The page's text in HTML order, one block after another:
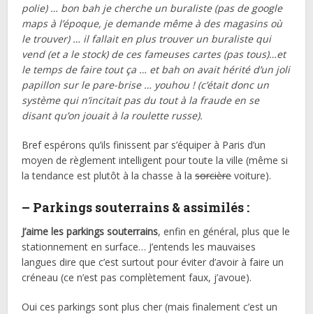
polie) … bon bah je cherche un buraliste (pas de google
maps à l’époque, je demande même à des magasins où
le trouver) … il fallait en plus trouver un buraliste qui
vend (et a le stock) de ces fameuses cartes (pas tous)…et
le temps de faire tout ça … et bah on avait hérité d’un joli
papillon sur le pare-brise … youhou ! (c’était donc un
système qui n’incitait pas du tout à la fraude en se
disant qu’on jouait à la roulette russe).
Bref espérons qu’ils finissent par s’équiper à Paris d’un
moyen de règlement intelligent pour toute la ville (même si
la tendance est plutôt à la chasse à lasorcièrevoiture).
– Parkings souterrains & assimilés :
J’aime les parkings souterrains, enfin en général, plus que le
stationnement en surface… J’entends les mauvaises
langues dire que c’est surtout pour éviter d’avoir à faire un
créneau (ce n’est pas complètement faux, j’avoue).
Oui ces parkings sont plus cher (mais finalement c’est un